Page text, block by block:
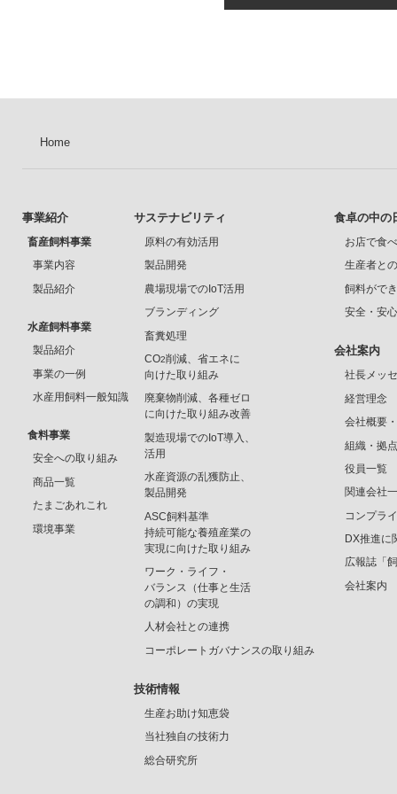
Home
事業紹介
畜産飼料事業
事業内容
製品紹介
水産飼料事業
製品紹介
事業の一例
水産用飼料一般知識
食料事業
安全への取り組み
商品一覧
たまごあれこれ
環境事業
サステナビリティ
原料の有効活用
製品開発
農場現場でのIoT活用
ブランディング
畜糞処理
CO2削減、省エネに
向けた取り組み
廃棄物削減、各種ゼロ
に向けた取り組み改善
製造現場でのIoT導入、
活用
水産資源の乱獲防止、
製品開発
ASC飼料基準
持続可能な養殖産業の
実現に向けた取り組み
ワーク・ライフ・
バランス（仕事と生活
の調和）の実現
人材会社との連携
コーポレートガバナンスの取り組み
技術情報
生産お助け知恵袋
当社独自の技術力
総合研究所
食卓の中の
お店で食
生産者と
飼料がで
安全・安
会社案内
社長メッ
経営理念
会社概要
組織・拠
役員一覧
関連会社
コンプラ
DX推進に
広報誌「
会社案内